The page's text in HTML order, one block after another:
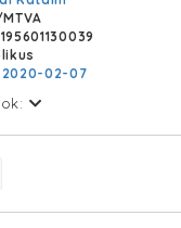
2020-02-07